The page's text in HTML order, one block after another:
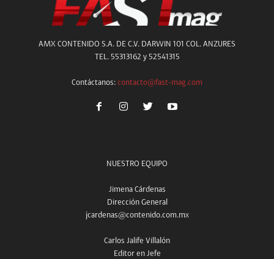
AMX CONTENIDO S.A. DE C.V. DARWIN 101 COL. ANZURES
TEL. 55313162 y 52541315
Contáctanos: contacto@fast-mag.com
NUESTRO EQUIPO
Jimena Cárdenas
Dirección General
jcardenas@contenido.com.mx
Carlos Jalife Villalón
Editor en Jefe